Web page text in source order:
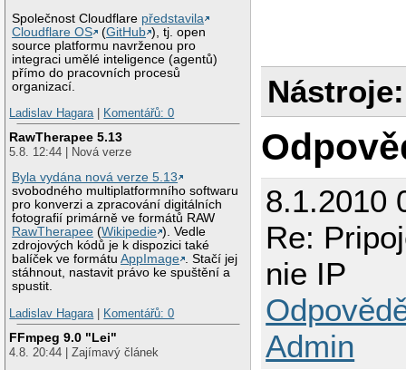
Společnost Cloudflare představila
Cloudflare OS
(GitHub ), tj. open
source platformu navrženou pro
integraci umělé inteligence (agentů)
přímo do pracovních procesů
organizací.
Ladislav Hagara| Komentářů: 0
RawTherapee 5.13
5.8. 12:44 | Nová verze
Byla vydána nová verze 5.13
svobodného multiplatformního softwaru
pro konverzi a zpracování digitálních
fotografií primárně ve formátů RAW
RawTherapee (Wikipedie ). Vedle
zdrojových kódů je k dispozici také
balíček ve formátuAppImage . Stačí jej
stáhnout, nastavit právo ke spuštění a
spustit.
Ladislav Hagara| Komentářů: 0
FFmpeg 9.0 "Lei"
4.8. 20:44 | Zajímavý článek
Nástroje:
8.1.2010
Re:
nie IP
Admin